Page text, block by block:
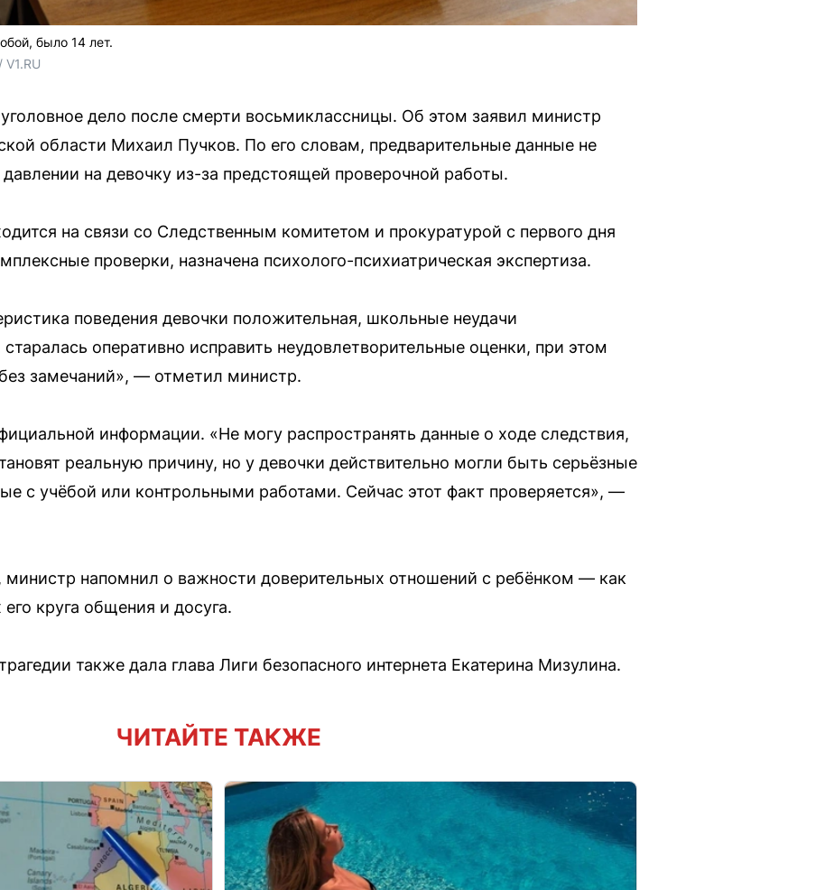
было 14 лет.
дело после смерти восьмиклассницы. Об этом заявил министр
области Михаил Пучков. По его словам, предварительные данные не
на девочку из-за предстоящей проверочной работы.
на связи со Следственным комитетом и прокуратурой с первого дня
проверки, назначена психолого-психиатрическая экспертиза.
поведения девочки положительная, школьные неудачи
оперативно исправить неудовлетворительные оценки, при этом
замечаний», — отметил министр.
информации. «Не могу распространять данные о ходе следствия,
реальную причину, но у девочки действительно могли быть серьёзные
с учёбой или контрольными работами. Сейчас этот факт проверяется», —
напомнил о важности доверительных отношений с ребёнком — как
круга общения и досуга.
также дала глава Лиги безопасного интернета Екатерина Мизулина.
ЧИТАЙТЕ ТАКЖЕ